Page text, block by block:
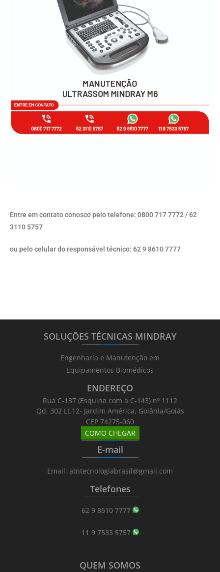
Entre em contato conosco pelo telefone: 0800 717 7772 / 62
3110 5757
ou pelo celular do responsável técnico: 62 9 8610 7777
SOLUÇÕES TÉCNICAS MINDRAY
_______________________
Engenharia e Manutenção em
Equipamentos Biomédicos
ENDEREÇO
Rua C-137 (Esquina com a C-143) nº 1112
Qd. 302 Lt.12- Jardim América, Goiânia/Goiás
CEP 74275-060
COMO CHEGAR
_______________________
E-mail
_______________________
Email: atntecnologiabrasil@gmail.com
Telefones
_______________________
62 9 8610 7777
11 9 7533 5757
QUEM SOMOS
_______________________